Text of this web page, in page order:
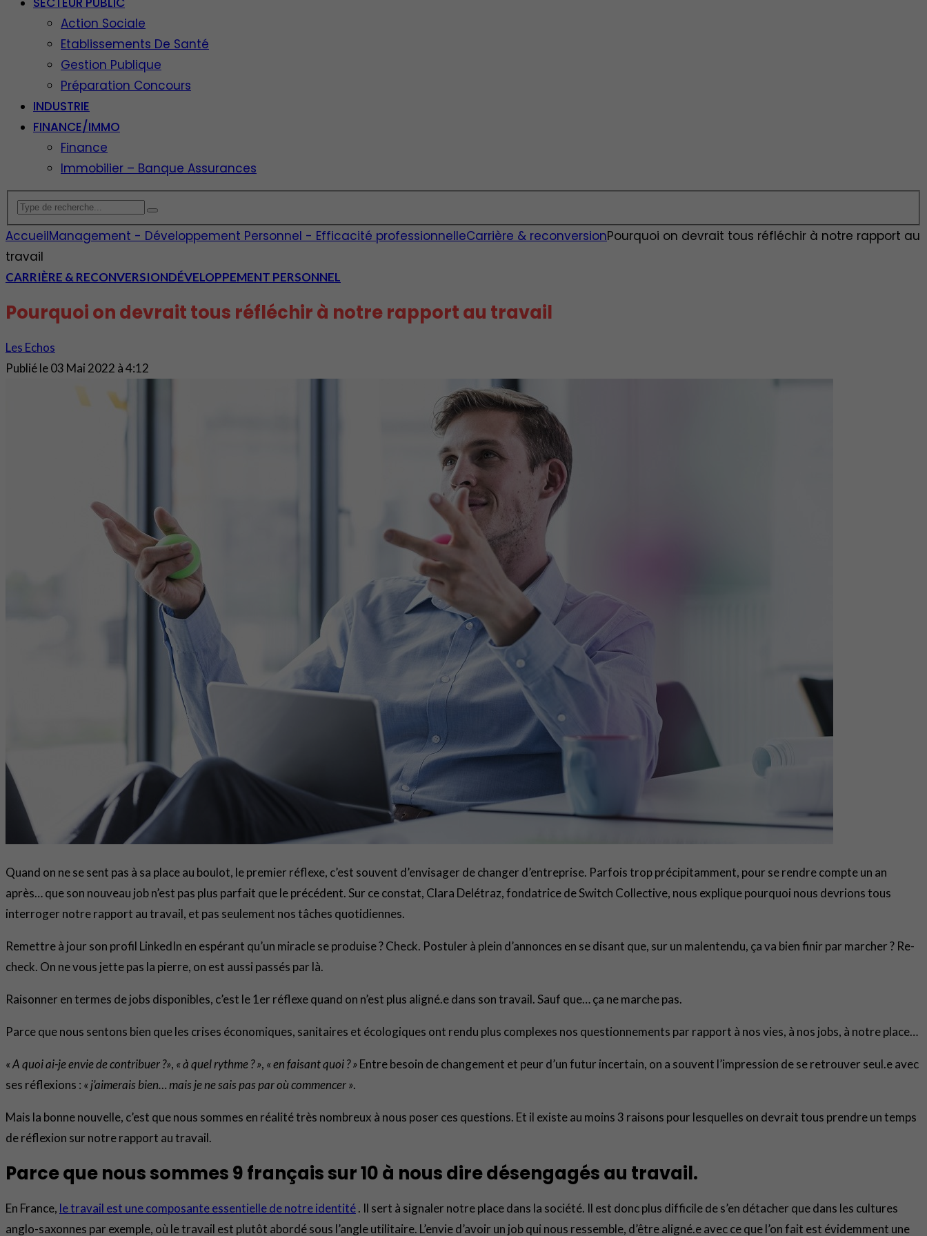
Action Sociale
Etablissements De Santé
Gestion Publique
Préparation Concours
INDUSTRIE
FINANCE/IMMO
Finance
Immobilier – Banque Assurances
AccueilManagement - Développement Personnel - Efficacité professionnelleCarrière & reconversionPourquoi on devrait tous réfléchir à notre rapport au
travail
CARRIÈRE & RECONVERSIONDÉVELOPPEMENT PERSONNEL
Pourquoi on devrait tous réfléchir à notre rapport au travail
Les Echos
Publié le03 Mai 2022 à 4:12
Quand on ne se sent pas à sa place au boulot, le premier réflexe, c’est souvent d’envisager de changer d’entreprise. Parfois trop précipitamment, pour se rendre compte un an
après… que son nouveau job n’est pas plus parfait que le précédent. Sur ce constat, Clara Delétraz, fondatrice de Switch Collective, nous explique pourquoi nous devrions tous
interroger notre rapport au travail, et pas seulement nos tâches quotidiennes.
Remettre à jour son profil LinkedIn en espérant qu’un miracle se produise ? Check. Postuler à plein d’annonces en se disant que, sur un malentendu, ça va bien finir par marcher ? Re-
check. On ne vous jette pas la pierre, on est aussi passés par là.
Raisonner en termes de jobs disponibles, c’est le 1er réflexe quand on n’est plus aligné.e dans son travail. Sauf que… ça ne marche pas.
Parce que nous sentons bien que les crises économiques, sanitaires et écologiques ont rendu plus complexes nos questionnements par rapport à nos vies, à nos jobs, à notre place…
« A quoi ai-je envie de contribuer ?», « à quel rythme ? », « en faisant quoi ? »Entre besoin de changement et peur d’un futur incertain, on a souvent l’impression de se retrouver seul.e avec
ses réflexions : « j’aimerais bien… mais je ne sais pas par où commencer ».
Mais la bonne nouvelle, c’est que nous sommes en réalité très nombreux à nous poser ces questions. Et il existe au moins 3 raisons pour lesquelles on devrait tous prendre un temps
de réflexion sur notre rapport au travail.
Parce que nous sommes 9 français sur 10 à nous dire désengagés au travail.
En France, le travail est une composante essentielle de notre identité. Il sert à signaler notre place dans la société. Il est donc plus difficile de s’en détacher que dans les cultures
anglo-saxonnes par exemple, où le travail est plutôt abordé sous l’angle utilitaire. L’envie d’avoir un job qui nous ressemble, d’être aligné.e avec ce que l’on fait est évidemment une